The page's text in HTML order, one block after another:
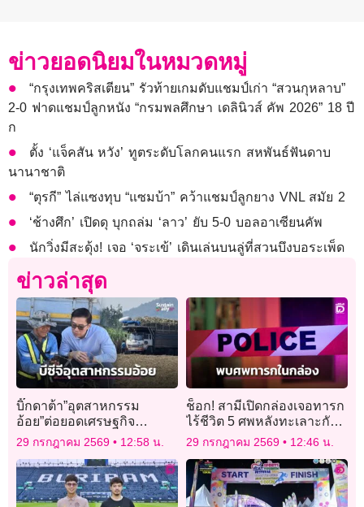
ข่าวยอดนิยมในหมวดหมู่
“กรุงเทพคริสเตียน” รัวท้ายเกมดับแชมป์เก่า “สวนกุหลาบ”
2-0 ฟาดแชมป์ลูกหนัง “กรมพลศึกษา เดลินิวส์ คัพ 2026” 18 ปี
ก
ตั้ง ‘แจ็คสัน หวัง’ ทูตระดับโลกคนแรก สหพันธ์ฟันดาบ
นานาชาติ
“ตุรกี” ไล่แซงทุบ “แซมบ้า” คว้าแชมป์ลูกยาง VNL สมัย 2
‘ช้างศึก’ เปิดดุ บุกถล่ม ‘ลาว’ ยับ 5-0 บอลอาเซียนคัพ
นักวิ่งมีสะดุ้ง! เจอ ‘จระเข้’ เดินเล่นบนลู่ที่สวนบึงบอระเพ็ด
ข่าวล่าสุด
บิ๊กดาต้า”อุตสาหกรรม
อ้อย”ต่อยอดเศรษฐกิจ
หมุนเวียน
29 กรกฎาคม 2569 12:58 น.
ช็อก! สามีเปิดกล่องเจอทารก
ไร้ชีวิต 5 ศพหลังทะเลาะกับ
ภรรยา
29 กรกฎาคม 2569 12:46 น.